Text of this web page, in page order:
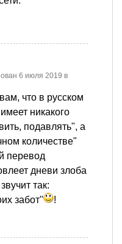
6 июля 2019 в
что в русском
никакого
подавлять", а
количестве"
перевод
дневи злоба
так:
забот"
!